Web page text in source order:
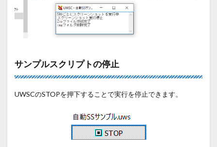
サンプルスクリプトの停止
UWSCのSTOPを押下することで実行を停止できます。